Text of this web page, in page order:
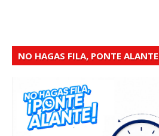
NO HAGAS FILA, PONTE ALANTE